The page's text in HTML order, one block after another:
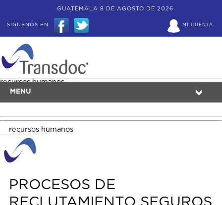
GUATEMALA 8 DE AGOSTO DE 2026
MI CUENTA
SÍGUENOS EN
MENU
recursos humanos
recursos humanos
PROCESOS DE